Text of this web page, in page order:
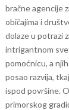
bračne agencije
običajima i
dolaze u potrazi
intrigantnom
pomoćnicu, a
posao razvija,
ispod površine.
primorskog